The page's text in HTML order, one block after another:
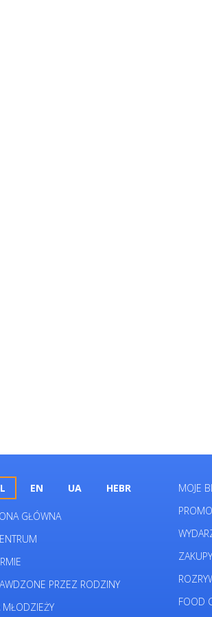
EN UA HEBR
GŁÓWNA
PRZEZ RODZINY
MŁODZIEŻY
MOJE
ZAKUPY
FOOD